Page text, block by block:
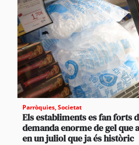
Parròquies,Societat
Els establiments es fan forts
demanda enorme de gel que
en un juliol que ja és històric